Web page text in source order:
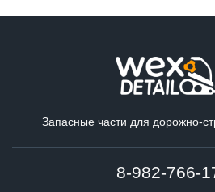
Запасные части для дорожно-
8-982-766-